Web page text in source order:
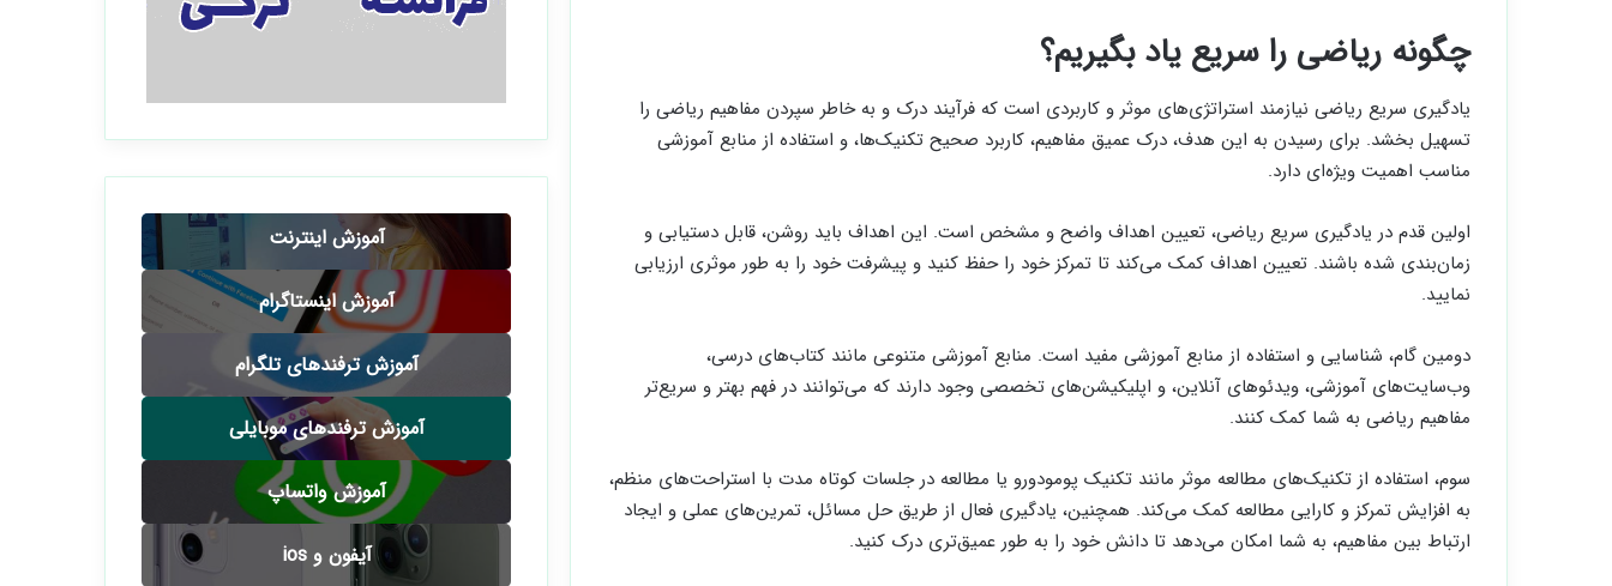
چگونه ریاضی را سریع یاد بگیریم؟
یادگیری سریع ریاضی نیازمند استراتژی‌های موثر و کاربردی است که فرآیند درک و به خاطر سپردن مفاهیم ریاضی را
تسهیل بخشد. برای رسیدن به این هدف، درک عمیق مفاهیم، کاربرد صحیح تکنیک‌ها، و استفاده از منابع آموزشی
مناسب اهمیت ویژه‌ای دارد.
اولین قدم در یادگیری سریع ریاضی، تعیین اهداف واضح و مشخص است. این اهداف باید روشن، قابل دستیابی و
زمان‌بندی شده باشند. تعیین اهداف کمک می‌کند تا تمرکز خود را حفظ کنید و پیشرفت خود را به طور موثری ارزیابی
نمایید.
دومین گام، شناسایی و استفاده از منابع آموزشی مفید است. منابع آموزشی متنوعی مانند کتاب‌های درسی،
وب‌سایت‌های آموزشی، ویدئوهای آنلاین، و اپلیکیشن‌های تخصصی وجود دارند که می‌توانند در فهم بهتر و سریع‌تر
مفاهیم ریاضی به شما کمک کنند.
سوم، استفاده از تکنیک‌های مطالعه موثر مانند تکنیک پومودورو یا مطالعه در جلسات کوتاه مدت با استراحت‌های منظم،
به افزایش تمرکز و کارایی مطالعه کمک می‌کند. همچنین، یادگیری فعال از طریق حل مسائل، تمرین‌های عملی و ایجاد
ارتباط بین مفاهیم، به شما امکان می‌دهد تا دانش خود را به طور عمیق‌تری درک کنید.
آموزش اینترنت
آموزش اینستاگرام
آموزش ترفندهای تلگرام
آموزش ترفندهای موبایلی
آموزش واتساپ
آیفون و ios